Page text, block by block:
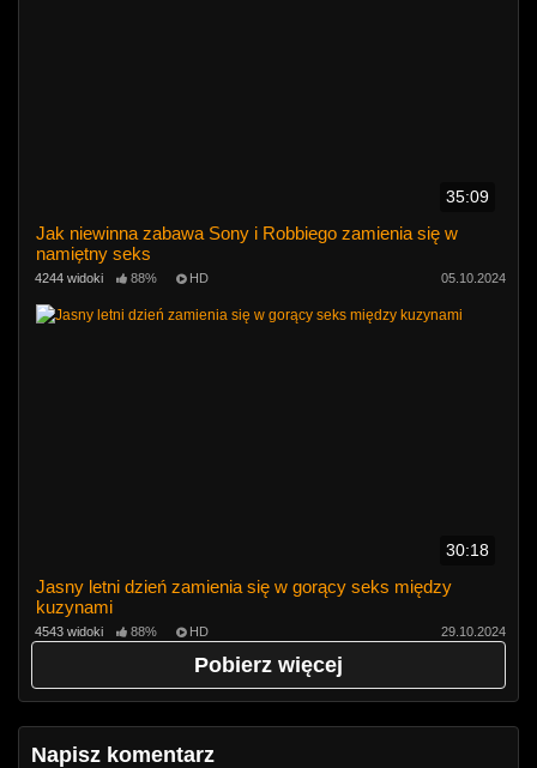
35:09
Jak niewinna zabawa Sony i Robbiego zamienia się w
namiętny seks
4244 widoki 88% HD 05.10.2024
30:18
Jasny letni dzień zamienia się w gorący seks między
kuzynami
4543 widoki 88% HD 29.10.2024
Pobierz więcej
Napisz komentarz